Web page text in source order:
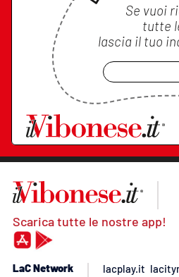
Se vuoi
tutte
lascia il tuo
Scarica tutte le nostre app!
LaC Network
lacplay.it